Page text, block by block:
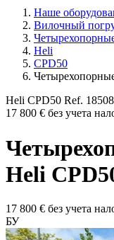
Наше
Вилочный
Heli
CPD50
Heli CPD50 Ref. 18508
17 800 € без учета
Heli
17 800 € без учета
БУ